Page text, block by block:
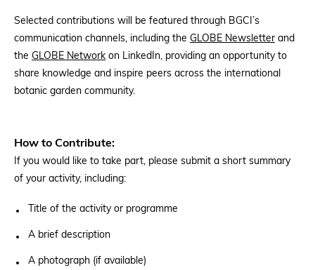
Selected contributions will be featured through BGCI’s
communication channels, including the GLOBE Newsletter and
the GLOBE Network on LinkedIn, providing an opportunity to
share knowledge and inspire peers across the international
botanic garden community.
How to Contribute:
If you would like to take part, please submit a short summary
of your activity, including:
Title of the activity or programme
A brief description
A photograph (if available)